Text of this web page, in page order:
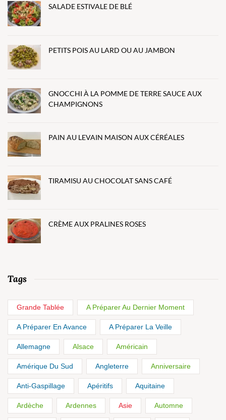
SALADE ESTIVALE DE BLÉ
PETITS POIS AU LARD OU AU JAMBON
GNOCCHI À LA POMME DE TERRE SAUCE AUX
CHAMPIGNONS
PAIN AU LEVAIN MAISON AUX CÉRÉALES
TIRAMISU AU CHOCOLAT SANS CAFÉ
CRÈME AUX PRALINES ROSES
Tags
Grande Tablée A Préparer Au Dernier Moment
A Préparer En Avance A Préparer La Veille
Allemagne Alsace Américain
Amérique Du Sud Angleterre Anniversaire
Anti-Gaspillage Apéritifs Aquitaine
Ardèche Ardennes Asie Automne